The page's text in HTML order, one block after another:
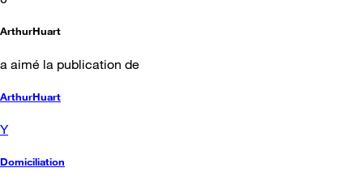
ArthurHuart
a aimé la publication de
ArthurHuart
Y
Domiciliation